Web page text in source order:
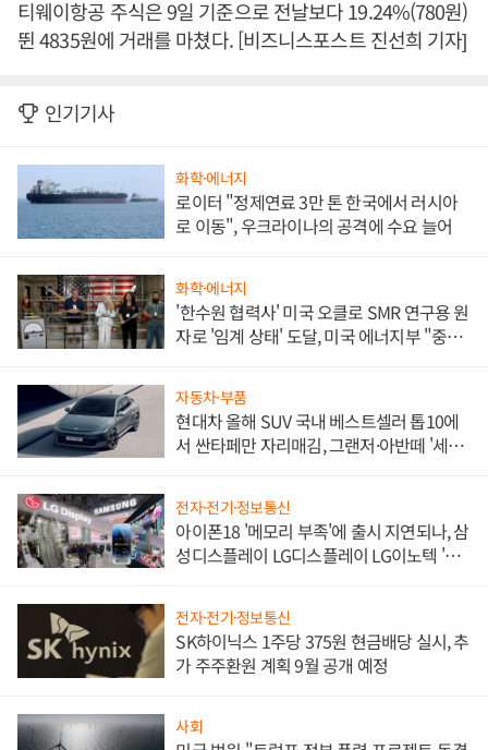
티웨이항공 주식은 9일 기준으로 전날보다 19.24%(780원)
뛴 4835원에 거래를 마쳤다. [비즈니스포스트 진선희 기자]
인기기사
화학·에너지
로이터 "정제연료 3만 톤 한국에서 러시아
로 이동", 우크라이나의 공격에 수요 늘어
화학·에너지
'한수원 협력사' 미국 오클로 SMR 연구용 원
자로 '임계 상태' 도달, 미국 에너지부 "중요
자동차·부품
현대차 올해 SUV 국내 베스트셀러 톱10에
서 싼타페만 자리매김, 그랜저·아반떼 '세단
전자·전기·정보통신
아이폰18 '메모리 부족'에 출시 지연되나, 삼
성디스플레이 LG디스플레이 LG이노텍 '탈
전자·전기·정보통신
SK하이닉스 1주당 375원 현금배당 실시, 추
가 주주환원 계획 9월 공개 예정
사회